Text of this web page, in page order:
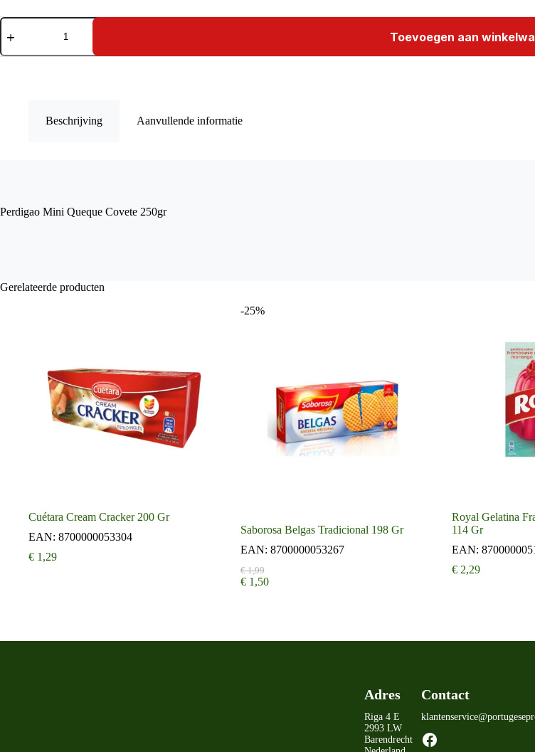
Perdigao
Mini
Covete
Toevoegen aan
Beschrijving Aanvullende informatie
Perdigao Mini Queque Covete 250gr
Gerelateerde producten
Cuétara Cream Cracker 200 Gr
EAN: 8700000053304
€ 1,29
-25%
Saborosa Belgas Tradicional 198 Gr
EAN: 8700000053267
€1,99
Oorspronkelijke
prijs
€1,50
Huidige
prijs
Royal Gelatina
114 Gr
EAN:
€ 2,29
Adres
Riga 4 E
2993 LW
Barendrecht
Contact
Facebook